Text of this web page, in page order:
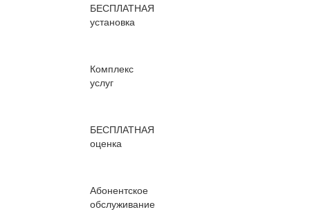
БЕСПЛАТНАЯ
установка
Комплекс
услуг
БЕСПЛАТНАЯ
оценка
Абонентское
обслуживание